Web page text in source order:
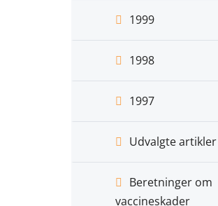
1999
1998
1997
Udvalgte artikler
Beretninger om
vaccineskader